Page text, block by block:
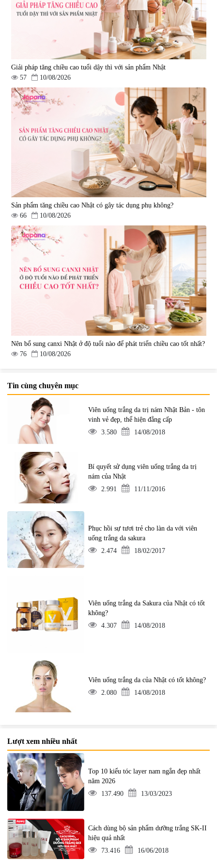
Giải pháp tăng chiều cao tuổi dậy thì với sản phẩm Nhật
57
10/08/2026
Sản phẩm tăng chiều cao Nhật có gây tác dụng phụ không?
66
10/08/2026
Nên bổ sung canxi Nhật ở độ tuổi nào để phát triển chiều cao tốt nhất?
76
10/08/2026
Tin cùng chuyên mục
Viên uống trắng da trị nám Nhật Bản - tôn
vinh vẻ đẹp, thể hiện đẳng cấp
3.580
14/08/2018
Bí quyết sử dụng viên uống trắng da trị
nám của Nhật
2.991
11/11/2016
Phục hồi sự tươi trẻ cho làn da với viên
uống trắng da sakura
2.474
18/02/2017
Viên uống trắng da Sakura của Nhật có tốt
không?
4.307
14/08/2018
Viên uống trắng da của Nhật có tốt không?
2.080
14/08/2018
Lượt xem nhiều nhất
Top 10 kiểu tóc layer nam ngắn đẹp nhất
năm 2026
137.490
13/03/2023
Cách dùng bộ sản phẩm dưỡng trắng SK-II
hiệu quả nhất
73.416
16/06/2018